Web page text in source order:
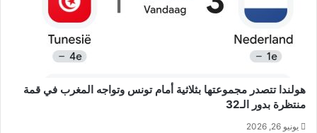
هولندا تتصدر مجموعتها بثلاثية أمام تونس وتواجه المغرب في قمة
منتظرة بدور الـ32
يونيو 26, 2026